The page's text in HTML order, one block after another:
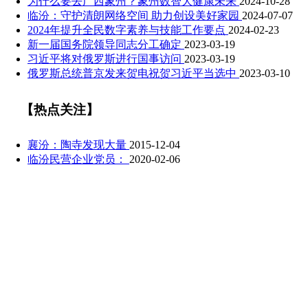
临汾：守护清朗网络空间 助力创设美好家园 2024-07-07
2024年提升全民数字素养与技能工作要点 2024-02-23
新一届国务院领导同志分工确定 2023-03-19
习近平将对俄罗斯进行国事访问 2023-03-19
俄罗斯总统普京发来贺电祝贺习近平当选中 2023-03-10
【热点关注】
襄汾：陶寺发现大量 2015-12-04
临汾民营企业党员： 2020-02-06